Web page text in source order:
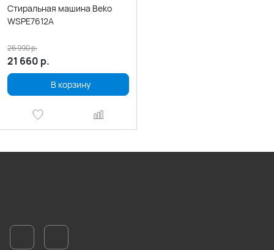
Стиральная машина Beko
WSPE7612A
21 660 р.
26 990р.
В корзину